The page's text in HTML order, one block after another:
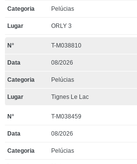
Pelúcias
ORLY 3
T-M038810
08/2026
Pelúcias
Tignes Le Lac
T-M038459
08/2026
Pelúcias